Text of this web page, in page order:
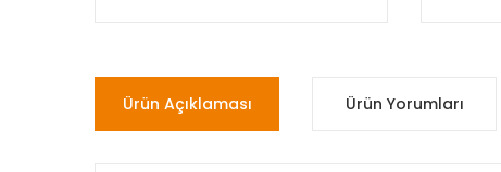
Ürün Açıklaması Ürün Yorumları